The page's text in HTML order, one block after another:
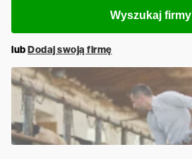
Wyszukaj firmy
lubDodaj swoją firmę